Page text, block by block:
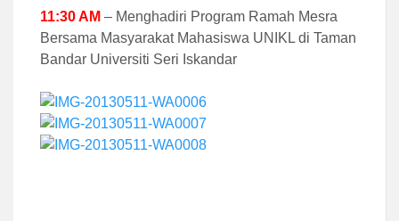
11:30 AM – Menghadiri Program Ramah Mesra
Bersama Masyarakat Mahasiswa UNIKL di Taman
Bandar Universiti Seri Iskandar